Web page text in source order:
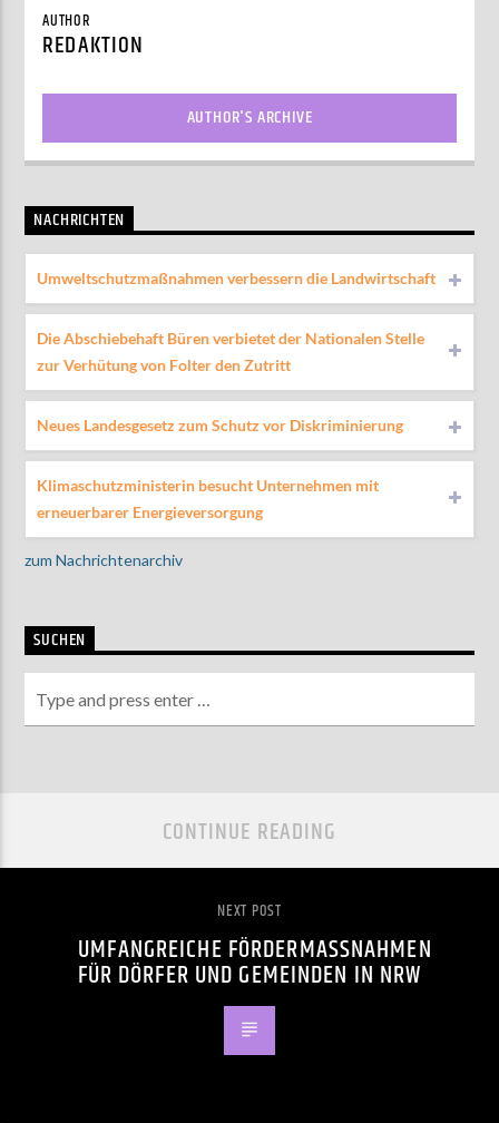
AUTHOR
REDAKTION
AUTHOR'S ARCHIVE
NACHRICHTEN
Umweltschutzmaßnahmen verbessern die Landwirtschaft
Die Abschiebehaft Büren verbietet der Nationalen Stelle
zur Verhütung von Folter den Zutritt
Neues Landesgesetz zum Schutz vor Diskriminierung
Klimaschutzministerin besucht Unternehmen mit
erneuerbarer Energieversorgung
zum Nachrichtenarchiv
SUCHEN
CONTINUE READING
NEXT POST
UMFANGREICHE FÖRDERMASSNAHMEN F
ÜR DÖRFER UND GEMEINDEN IN NRW